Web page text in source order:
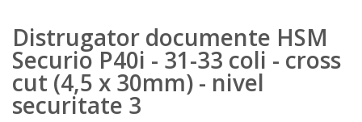
Distrugator documente HSM
Securio P40i - 31-33 coli - cross
cut (4,5 x 30mm) - nivel
securitate 3